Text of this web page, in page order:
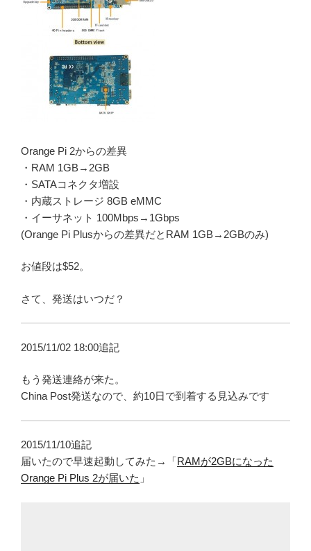
Orange Pi 2からの差異
・RAM 1GB→2GB
・SATAコネクタ増設
・内蔵ストレージ 8GB eMMC
・イーサネット 100Mbps→1Gbps
(Orange Pi Plusからの差異だとRAM 1GB→2GBのみ)
お値段は$52。
さて、発送はいつだ？
2015/11/02 18:00追記
もう発送連絡が来た。
China Post発送なので、約10日で到着する見込みです
2015/11/10追記
届いたので早速起動してみた→「RAMが2GBになった
Orange Pi Plus 2が届いた 」